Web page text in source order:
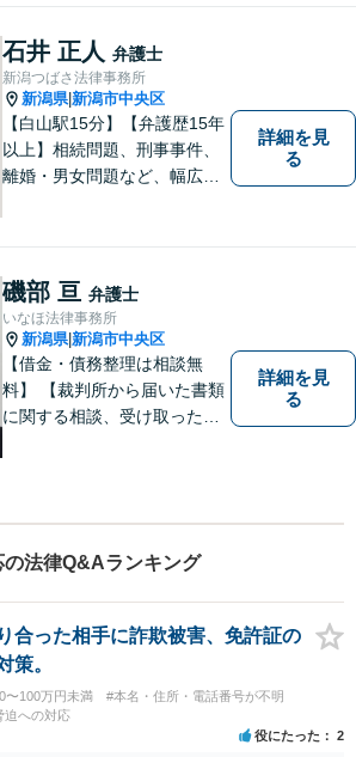
石井 正人 弁護士
新潟つばさ法律事務所
新潟県|新潟市中央区
【白山駅15分】【弁護歴15年
以上】相続問題、刑事事件、
離婚・男女問題など、幅広い
し、納得していただける解決
を目指します。まずはお気軽
にご相談を！【著書多数！】
詳細を見
る
磯部 亘 弁護士
いなほ法律事務所
新潟県|新潟市中央区
【借金・債務整理は相談無
料】 【裁判所から届いた書類
に関する相談、受け取った督
ーな対応を心がけておりま
気軽にご相談ください。
詳細を見
る
法律Q&Aランキング
合った相手に詐欺被害、免許証の
策。
〜100万円未満
#本名・住所・電話番号が不明
迫への対応
役にたった 2